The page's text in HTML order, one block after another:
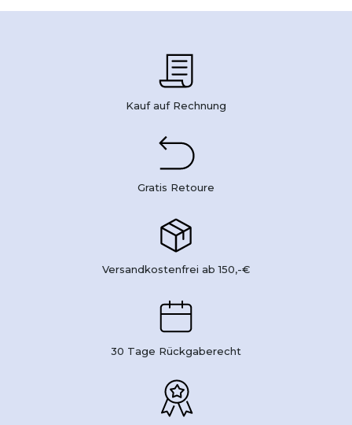
Kauf auf Rechnung
Gratis Retoure
Versandkostenfrei ab 150,-€
30 Tage Rückgaberecht